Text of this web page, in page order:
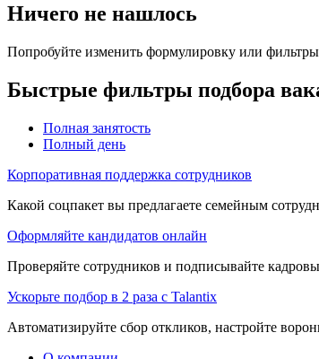
Ничего не нашлось
Попробуйте изменить формулировку или фильтры
Быстрые фильтры подбора
Полная занятость
Полный день
Корпоративная поддержка сотрудников
Какой соцпакет вы предлагаете семейным
Оформляйте кандидатов онлайн
Проверяйте сотрудников и подписывайте
Ускорьте подбор в 2 раза с Talantix
Автоматизируйте сбор откликов, настройте